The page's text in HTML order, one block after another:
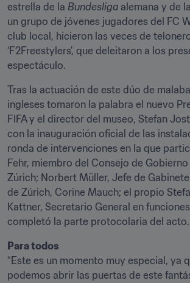
estrella de la Bundesliga alemana y de
un grupo de jóvenes jugadores del FC
club local, hicieron las veces de
‘F2Freestylers’, que deleitaron a los
espectáculo.
Tras la actuación de este dúo de
ingleses tomaron la palabra el nuevo
FIFA y el director del museo, Stefan
con la inauguración oficial de las
ronda de intervenciones en la que
Fehr, miembro del Consejo de
Zúrich; Norbert Müller, Jefe de
de Zúrich, Corine Mauch; el propio
Kattner, Secretario General en
completó la parte protocolaria del acto.
Para todos
“Este es un momento muy especial, ya
podemos abrir las puertas de este